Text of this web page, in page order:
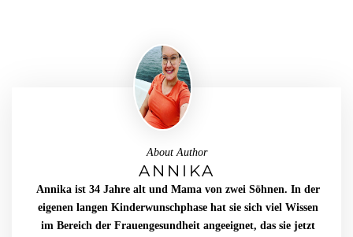
About Author
ANNIKA
Annika ist 34 Jahre alt und Mama von zwei Söhnen. In der
eigenen langen Kinderwunschphase hat sie sich viel Wissen
im Bereich der Frauengesundheit angeeignet, das sie jetzt